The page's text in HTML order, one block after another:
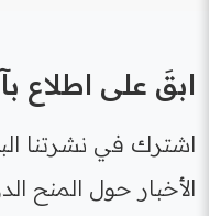
ابقَ على اطلاع
اشترك في نشرتنا
الأخبار حول المنح